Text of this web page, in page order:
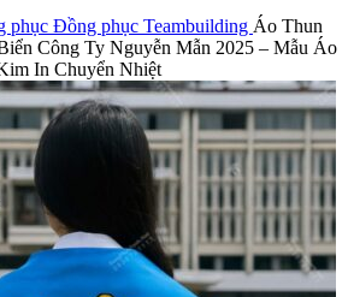
phục Đồng phục Teambuilding Áo Thun
Công Ty Nguyễn Mẫn 2025 – Mẫu Áo
In Chuyển Nhiệt